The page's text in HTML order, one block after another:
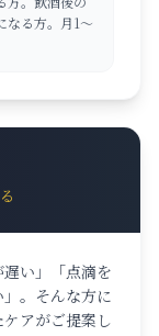
なる方。月1〜
遅い」「点滴を
。そんな方に
アがご提案し